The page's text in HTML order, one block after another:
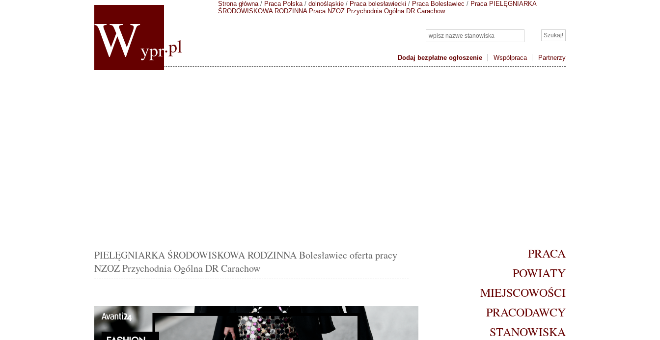
Wypr.pl
Dodaj bezpłatne ogłoszenie Współpraca Partnerzy
Strona główna/ Praca Polska/ dolnośląskie / Praca bolesławiecki / Praca Bolesławiec / Praca PIELĘGNIARKA
ŚRODOWISKOWA RODZINNA Praca NZOZ Przychodnia Ogólna DR Carachow
PIELĘGNIARKA ŚRODOWISKOWA RODZINNA Bolesławiec oferta pracy
NZOZ Przychodnia Ogólna DR Carachow
PRACA
POWIATY
MIEJSCOWOŚCI
PRACODAWCY
STANOWISKA